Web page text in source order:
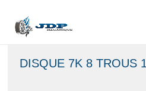
DISQUE 7K 8 TROUS